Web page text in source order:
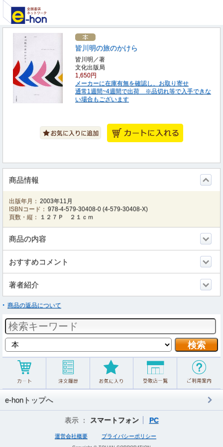
皆川明の旅のかけら
皆川明／著
文化出版局
1,650円
メーカーに在庫有無を確認し、お取り寄せ
通常1週間~4週間で出荷 ※品切れ等で入手できな
い場合もございます
商品情報
出版年月： 2003年11月
ISBNコード： 978-4-579-30408-0 (4-579-30408-X)
頁数・縦：
１２７Ｐ ２１ｃｍ
商品の内容
おすすめコメント
著者紹介
商品の返品について
e-honトップへ
表示 ： スマートフォン PC
運営会社概要 プライバシーポリシー